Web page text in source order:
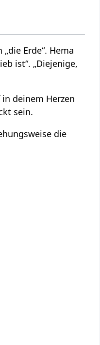
Erde“. Hema
ist“. „Diejenige,
deinem Herzen
sein.
die